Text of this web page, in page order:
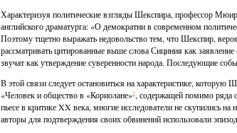
Характеризуя политические взгляды Шекспира, профессор
английского драматурга: «О демократии в современном
Поэтому тщетно выражать недовольство тем, что Шекспир,
рассматривать цитированные выше слова Сициния как
звучат как утверждение суверенности народа. Последующие
В этой связи следует остановиться на характеристике,
«Человек и общество в «Кориолане»3, содержащей помимо ряда
пьесе в критике XX века, многие исследователи не скупились
авторы для подтверждения своих обвинений использовали